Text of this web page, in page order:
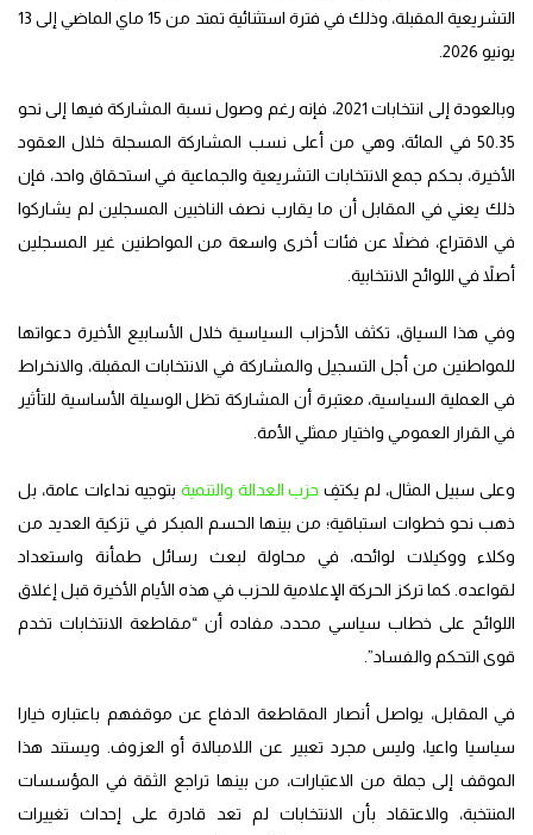
التشريعية المقبلة، وذلك في فترة استثنائية تمتد من 15 ماي الماضي إلى 13
يونيو 2026.
وبالعودة إلى انتخابات 2021، فإنه رغم وصول نسبة المشاركة فيها إلى نحو
50.35 في المائة، وهي من أعلى نسب المشاركة المسجلة خلال العقود
الأخيرة، بحكم جمع الانتخابات التشريعية والجماعية في استحقاق واحد، فإن
ذلك يعني في المقابل أن ما يقارب نصف الناخبين المسجلين لم يشاركوا
في الاقتراع، فضلاً عن فئات أخرى واسعة من المواطنين غير المسجلين
أصلاً في اللوائح الانتخابية.
وفي هذا السياق، تكثف الأحزاب السياسية خلال الأسابيع الأخيرة دعواتها
للمواطنين من أجل التسجيل والمشاركة في الانتخابات المقبلة، والانخراط
في العملية السياسية، معتبرة أن المشاركة تظل الوسيلة الأساسية للتأثير
في القرار العمومي واختيار ممثلي الأمة.
وعلى سبيل المثال، لم يكتفِ حزب العدالة والتنمية بتوجيه نداءات عامة، بل
ذهب نحو خطوات استباقية؛ من بينها الحسم المبكر في تزكية العديد من
وكلاء ووكيلات لوائحه، في محاولة لبعث رسائل طمأنة واستعداد
لقواعده. كما تركز الحركة الإعلامية للحزب في هذه الأيام الأخيرة قبل إغلاق
اللوائح على خطاب سياسي محدد، مفاده أن “مقاطعة الانتخابات تخدم
قوى التحكم والفساد”.
في المقابل، يواصل أنصار المقاطعة الدفاع عن موقفهم باعتباره خيارا
سياسيا واعيا، وليس مجرد تعبير عن اللامبالاة أو العزوف. ويستند هذا
الموقف إلى جملة من الاعتبارات، من بينها تراجع الثقة في المؤسسات
المنتخبة، والاعتقاد بأن الانتخابات لم تعد قادرة على إحداث تغييرات